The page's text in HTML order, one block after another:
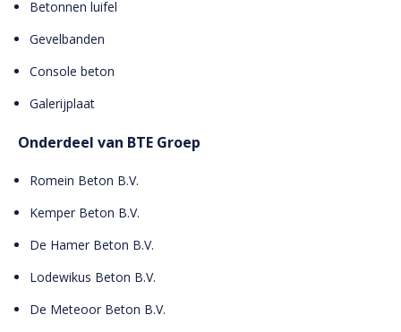
Betonnen luifel
Gevelbanden
Console beton
Galerijplaat
Onderdeel van BTE Groep
Romein Beton B.V.
Kemper Beton B.V.
De Hamer Beton B.V.
Lodewikus Beton B.V.
De Meteoor Beton B.V.